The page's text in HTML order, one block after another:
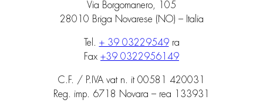
Via Borgomanero, 105
28010 Briga Novarese (NO) – Italia
Tel. + 39 03229549ra
Fax +39 0322956149
C.F. / P.IVA vat n. it 00581 420031
Reg. imp. 6718 Novara – rea 133931